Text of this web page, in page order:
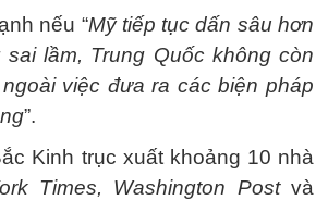
nếu “Mỹ tiếp tục dấn sâu hơn
lầm, Trung Quốc không còn
việc đưa ra các biện pháp
”.
Kinh trục xuất khoảng 10 nhà
Times, Washington Postvà